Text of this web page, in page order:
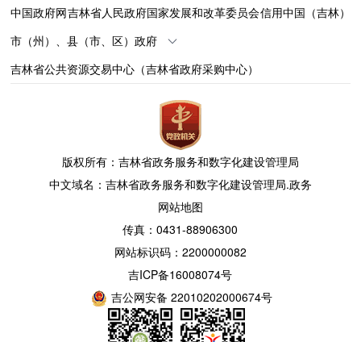
中国政府网吉林省人民政府国家发展和改革委员会信用中国（吉林）
市（州）、县（市、区）政府
吉林省公共资源交易中心（吉林省政府采购中心）
版权所有：吉林省政务服务和数字化建设管理局
中文域名：吉林省政务服务和数字化建设管理局.政务
网站地图
传真：0431-88906300
网站标识码：2200000082
吉ICP备16008074号
吉公网安备 22010202000674号